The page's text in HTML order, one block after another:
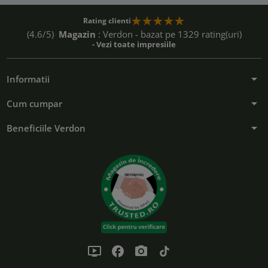
Rating clienti
(4.6/5) Magazin : Verdon - bazat pe 1329 rating(uri)
- Vezi toate impresiile
Informatii arrow_drop_down
Cum cumpar arrow_drop_down
Beneficiile Verdon arrow_drop_down
ondemand_video facebook photo_camera tiktok